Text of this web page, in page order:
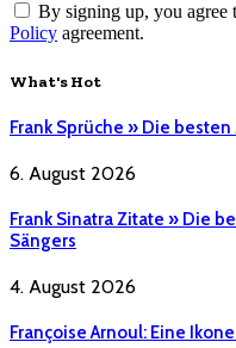
By signing up, you agree
Policy agreement.
What's Hot
Frank Sprüche » Die
6. August 2026
Frank Sinatra Zitate » Die
Sängers
4. August 2026
Françoise Arnoul: Eine